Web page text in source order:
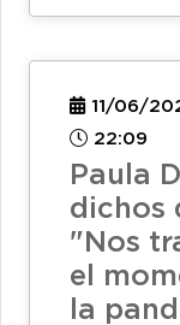
11/06/
22:09
Paula
dichos
"Nos
el
la